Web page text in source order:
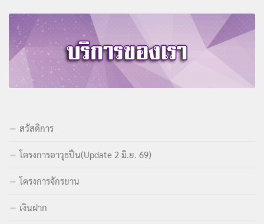
สวัสดิการ
โครงการอาวุธปืน(Update 2 มิ.ย. 69)
โครงการจักรยาน
เงินฝาก